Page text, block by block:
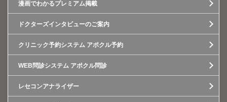
漫画でわかるプレミアム掲載
ドクターズインタビューのご案内
クリニック予約システム アポクル予約
WEB問診システム アポクル問診
レセコンアナライザー